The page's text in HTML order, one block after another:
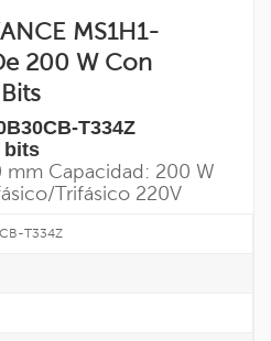
MS1H1-
200 W Con
T334Z
bits
mm Capacidad: 200 W
Trifásico 220V
T334Z